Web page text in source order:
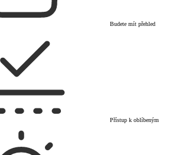
Budete mít přehled
Přístup k oblíbeným